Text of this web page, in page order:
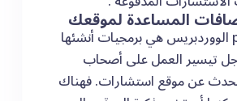
وإضافات plugins الووردبريس هي برمجيات أنشئها
تيسير العمل على أصحاب
عن موقع استشارات. فهناك